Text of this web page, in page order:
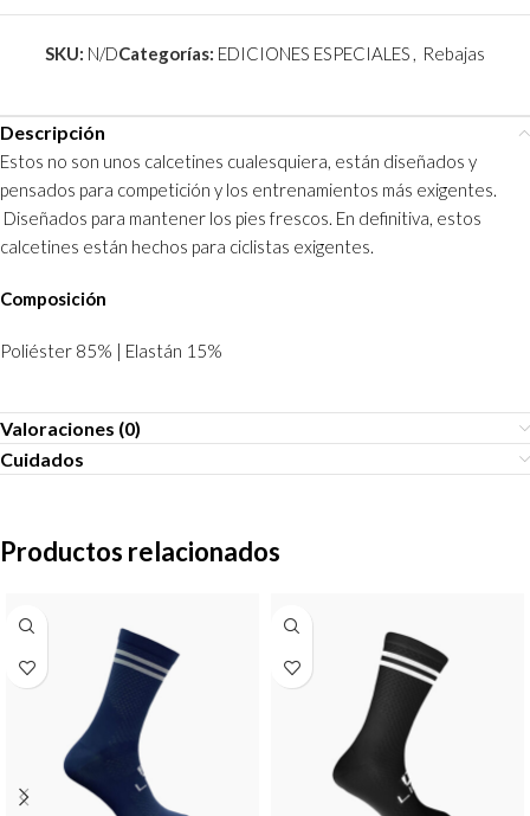
SKU: N/DCategorías: EDICIONES ESPECIALES , Rebajas
Descripción
Estos no son unos calcetines cualesquiera, están diseñados y
pensados para competición y los entrenamientos más exigentes.
Diseñados para mantener los pies frescos. En definitiva, estos
calcetines están hechos para ciclistas exigentes.
Composición
Poliéster 85% | Elastán 15%
Valoraciones (0)
Cuidados
Productos relacionados